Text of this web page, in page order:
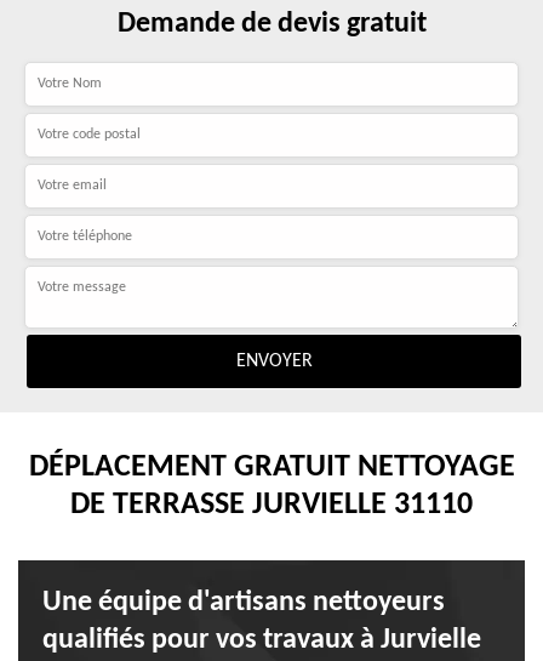
Demande de devis gratuit
DÉPLACEMENT GRATUIT NETTOYAGE
DE TERRASSE JURVIELLE 31110
Une équipe d'artisans nettoyeurs
qualifiés pour vos travaux à Jurvielle